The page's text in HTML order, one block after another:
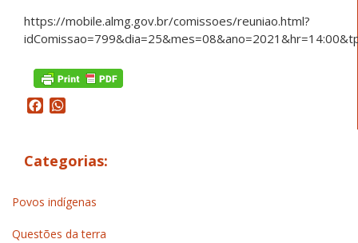
https://mobile.almg.gov.br/comissoes/reuniao.html?
Facebook
Categorias:
Povos indígenas
Questões da terra